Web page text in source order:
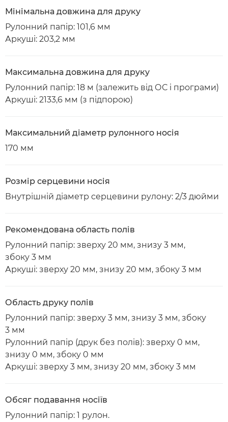
Мінімальна довжина для друку
Рулонний папір: 101,6 мм
Аркуші: 203,2 мм
Максимальна довжина для друку
Рулонний папір: 18 м (залежить від ОС і програми)
Аркуші: 2133,6 мм (з підпорою)
Максимальний діаметр рулонного носія
170 мм
Розмір серцевини носія
Внутрішній діаметр серцевини рулону: 2/3 дюйми
Рекомендована область полів
Рулонний папір: зверху 20 мм, знизу 3 мм,
збоку 3 мм
Аркуші: зверху 20 мм, знизу 20 мм, збоку 3 мм
Область друку полів
Рулонний папір: зверху 3 мм, знизу 3 мм, збоку
3 мм
Рулонний папір (друк без полів): зверху 0 мм,
знизу 0 мм, збоку 0 мм
Аркуші: зверху 3 мм, знизу 20 мм, збоку 3 мм
Обсяг подавання носіїв
Рулонний папір: 1 рулон.